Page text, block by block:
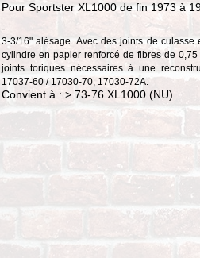
Pour Sportster XL1000 de fin 1973 à
-
3-3/16" alésage. Avec des joints de
cylindre en papier renforcé de fibres de
joints toriques nécessaires à une
17037-60 / 17030-70, 17030-72A.
Convient à : > 73-76 XL1000 (NU)